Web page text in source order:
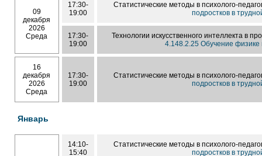
09
декабря
2026
Среда
17:30-
19:00
Статистические методы в психолого-
подростков в
17:30-
19:00
Технологии искусственного интеллекта в
4.148.2.25 Обучение
16
декабря
2026
Среда
17:30-
19:00
Статистические методы в психолого-
подростков в
Январь
14:10-
15:40
Статистические методы в психолого-
подростков в